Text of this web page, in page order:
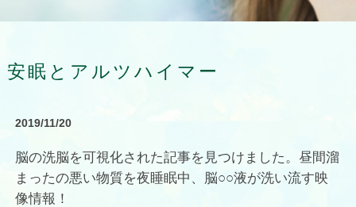
安眠とアルツハイマー
2019/11/20
脳の洗脳を可視化された記事を見つけました。昼間溜
まったの悪い物質を夜睡眠中、脳○○液が洗い流す映
像情報！